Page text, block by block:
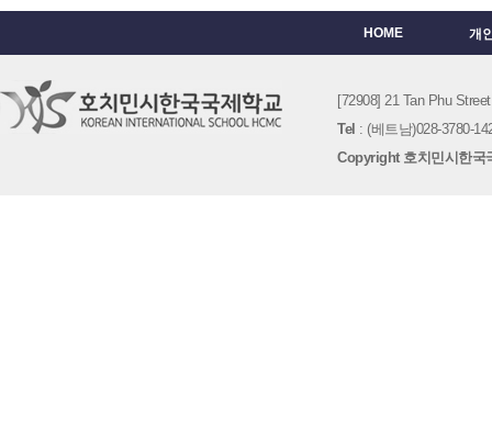
HOME 개
[72908] 21 Tan Phu
Tel : (베트남)028-3780-
Copyright 호치민시한국